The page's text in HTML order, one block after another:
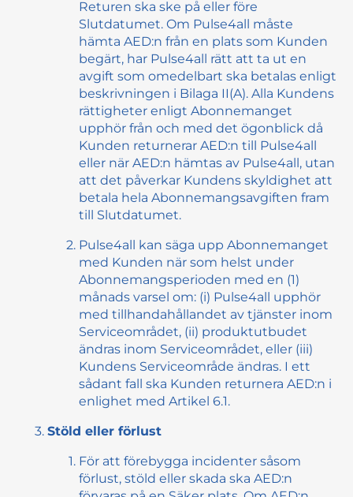
Returen ska ske på eller före
Slutdatumet. Om Pulse4all måste
hämta AED:n från en plats som Kunden
begärt, har Pulse4all rätt att ta ut en
avgift som omedelbart ska betalas enligt
beskrivningen i Bilaga II(A). Alla Kundens
rättigheter enligt Abonnemanget
upphör från och med det ögonblick då
Kunden returnerar AED:n till Pulse4all
eller när AED:n hämtas av Pulse4all, utan
att det påverkar Kundens skyldighet att
betala hela Abonnemangsavgiften fram
till Slutdatumet.
Pulse4all kan säga upp Abonnemanget
med Kunden när som helst under
Abonnemangsperioden med en (1)
månads varsel om: (i) Pulse4all upphör
med tillhandahållandet av tjänster inom
Serviceområdet, (ii) produktutbudet
ändras inom Serviceområdet, eller (iii)
Kundens Serviceområde ändras. I ett
sådant fall ska Kunden returnera AED:n i
enlighet med Artikel 6.1.
Stöld eller förlust
För att förebygga incidenter såsom
förlust, stöld eller skada ska AED:n